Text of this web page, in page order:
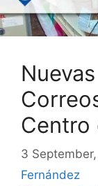
Centro
3
Fernández